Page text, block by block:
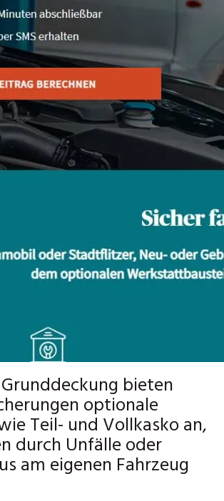
bieten
optionale
Teil- und Vollkasko an,
durch Unfälle oder
am eigenen Fahrzeug